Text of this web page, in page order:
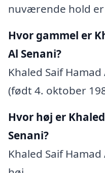
nuværende hold er
Hvor gammel er
Al Senani?
Khaled Saif
(født 4. oktober
Hvor høj er
Senani?
Khaled Saif